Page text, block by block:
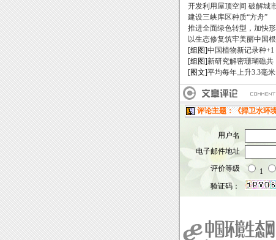
开发利用屋顶空间 破解城
建设三峡库区种质“方舟”
推进全面绿色转型，加快形
以生态修复筑牢美丽中国根
[组图]中国植物新记录种+1
[组图]新研究解密珊瑚礁共
[图文]平均每年上升3.3毫米